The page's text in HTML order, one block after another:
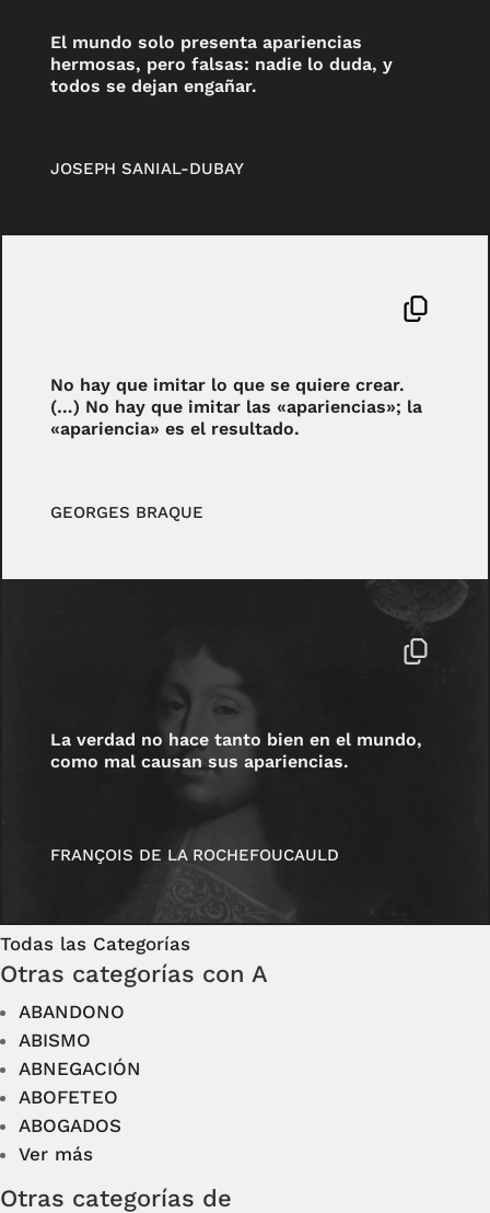
El mundo solo presenta apariencias
hermosas, pero falsas: nadie lo duda, y
todos se dejan engañar.
JOSEPH SANIAL-DUBAY
No hay que imitar lo que se quiere crear.
(…) No hay que imitar las «apariencias»; la
«apariencia» es el resultado.
GEORGES BRAQUE
La verdad no hace tanto bien en el mundo,
como mal causan sus apariencias.
FRANÇOIS DE LA ROCHEFOUCAULD
Todas las Categorías
Otras categorías con A
ABANDONO
ABISMO
ABNEGACIÓN
ABOFETEO
ABOGADOS
Ver más
Otras categorías de